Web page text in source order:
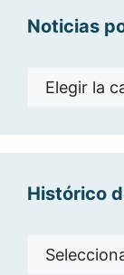
Noticias
Noticias
Histórico
Histórico